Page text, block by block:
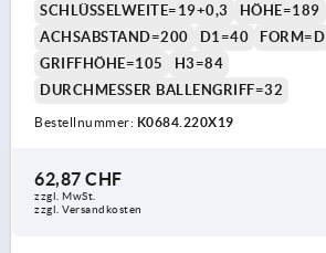
SCHLÜSSELWEITE=19+0,3 HÖHE=189
ACHSABSTAND=200
D1=40
FORM=D
GRIFFHÖHE=105
H3=84
DURCHMESSER BALLENGRIFF=32
Bestellnummer: K0684.220X19
62,87 CHF
zzgl. MwSt.
zzgl. Versandkosten